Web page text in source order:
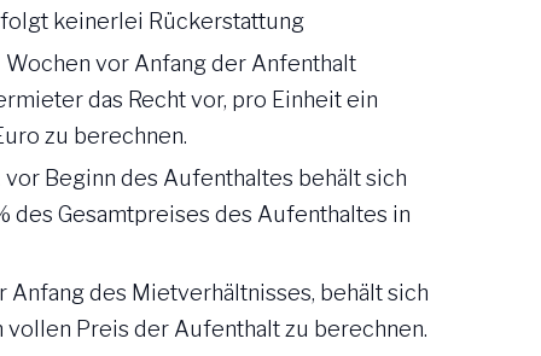
keinerlei Rückerstattung
vor Anfang der Anfenthalt
das Recht vor, pro Einheit ein
zu berechnen.
Beginn des Aufenthaltes behält sich
des Gesamtpreises des Aufenthaltes in
Anfang des Mietverhältnisses, behält sich
vollen Preis der Aufenthalt zu berechnen.